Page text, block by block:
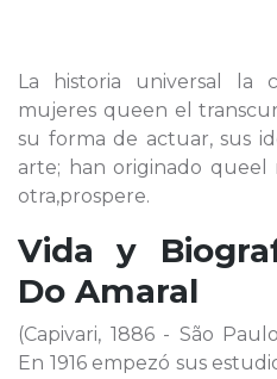
La historia universal la
mujeres queen el
su forma de actuar, sus
arte; han originado
otra,prospere.
Vida y
Do Amaral
(Capivari, 1886 - São
En 1916 empezó sus